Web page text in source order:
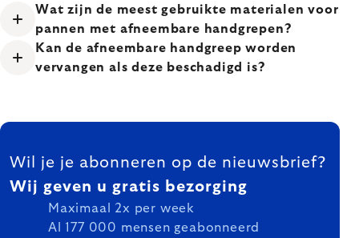
Wat zijn de meest gebruikte materialen voor
pannen met afneembare handgrepen?
Kan de afneembare handgreep worden
vervangen als deze beschadigd is?
FOOTER
Wil je je abonneren op de nieuwsbrief?
Wij geven u gratis bezorging
Maximaal 2x per week
Al 177 000 mensen geabonneerd